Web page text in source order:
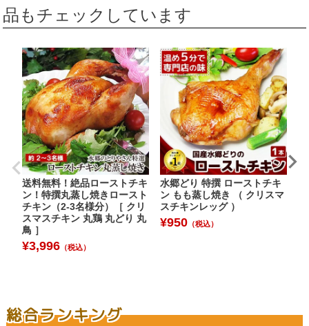
品もチェックしています
送料無料！絶品ローストチキ
ン！特撰丸蒸し焼きロースト
チキン（2-3名様分）［ クリ
スマスチキン 丸鶏 丸どり 丸
鳥 ］
¥3,996 （税込）
水郷どり 特撰 ローストチキ
ン もも蒸し焼き （ クリスマ
スチキンレッグ ）
¥950 （税込）
総合ランキング